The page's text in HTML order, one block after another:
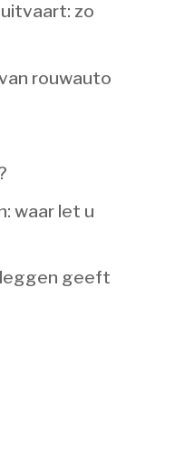
zo
rouwauto
waar let u
geeft